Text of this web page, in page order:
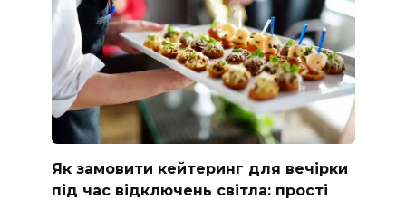
Як замовити кейтеринг для вечірки
під час відключень світла: прості